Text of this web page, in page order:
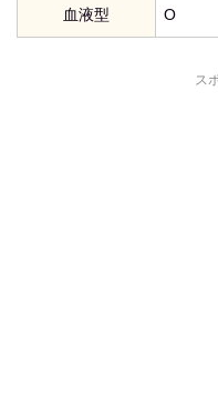
血液型 O
ス